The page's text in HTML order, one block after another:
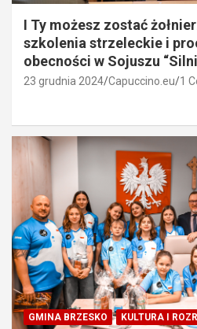
I Ty możesz zostać
szkolenia strzeleckie i
obecności w Sojuszu
23 grudnia 2024 Capuccino.eu 1
GMINA BRZESKO KULTURA I